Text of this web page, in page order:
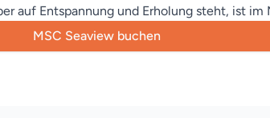
auf Entspannung und Erholung steht, ist im
MSC Seaview buchen